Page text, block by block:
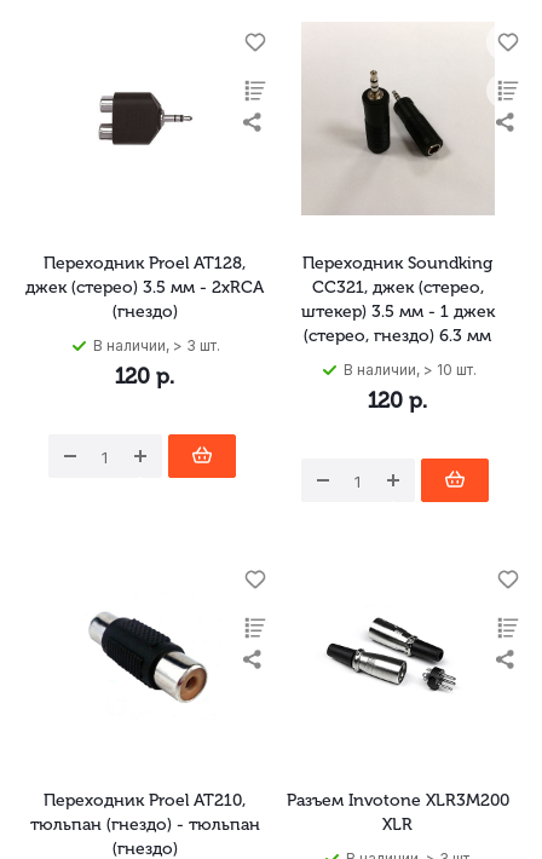
Переходник Proel AT128,
джек (стерео) 3.5 мм - 2xRCA
(гнездо)
В наличии, > 3 шт.
120 р.
Переходник Soundking
CC321, джек (стерео,
штекер) 3.5 мм - 1 джек
(стерео, гнездо) 6.3 мм
В наличии, > 10 шт.
120 р.
Переходник Proel AT210,
тюльпан (гнездо) - тюльпан
(гнездо)
Разъем Invotone XLR3M200
XLR